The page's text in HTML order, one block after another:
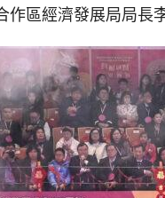
作區經濟發展局局長